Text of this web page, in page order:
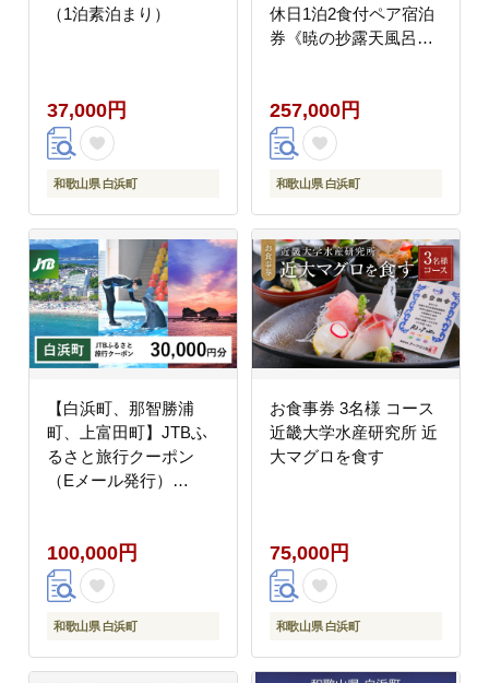
（1泊素泊まり）
37,000円
和歌山県 白浜町
休日1泊2食付ペア宿泊
券《暁の抄露天風呂付
257,000円
和歌山県 白浜町
【白浜町、那智勝浦
町、上富田町】JTBふ
るさと旅行クーポン
（Eメール発行）
100,000円
和歌山県 白浜町
お食事券 3名様 コース
近畿大学水産研究所 近
大マグロを食す
75,000円
和歌山県 白浜町